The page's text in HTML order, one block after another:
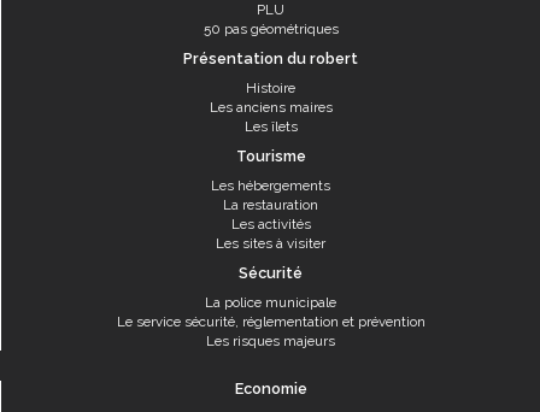
PLU
50 pas géométriques
Présentation du robert
Histoire
Les anciens maires
Les îlets
Tourisme
Les hébergements
La restauration
Les activités
Les sites à visiter
Sécurité
La police municipale
Le service sécurité, réglementation et prévention
Les risques majeurs
Economie